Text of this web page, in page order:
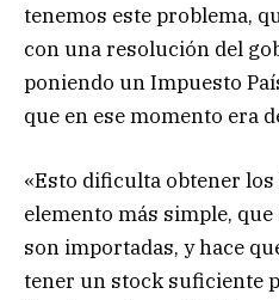
tenemos este problema,
con una resolución del
poniendo un Impuesto
que en ese momento era
«Esto dificulta obtener
elemento más simple,
son importadas, y hace
tener un stock suficiente